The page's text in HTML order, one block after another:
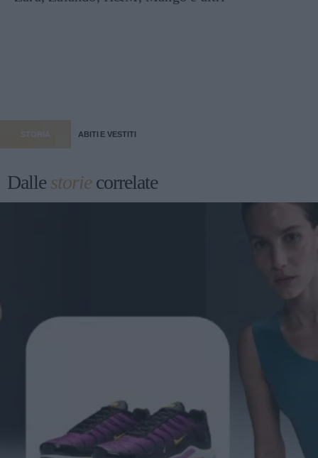
STORIA ABITI E VESTITI
Dallestoriecorrelate